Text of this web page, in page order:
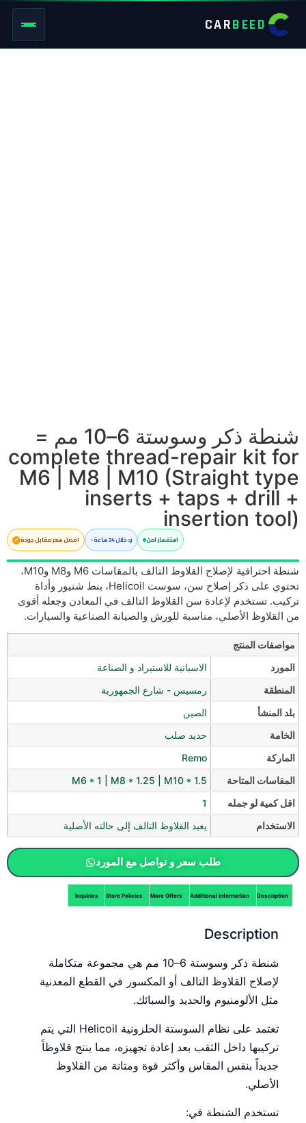
CARBEED
شنطة ذكر وسوستة 6–10 مم =
complete thread-repair kit for
M6 | M8 | M10 (Straight type
inserts + taps + drill +
insertion tool)
استفسار امن رد خلال 24 ساعة افضل سعر مقابل جودة
شنطة احترافية لإصلاح القلاوظ التالف بالمقاسات M6 وM8 وM10،
تحتوي على ذكر إصلاح سن، سوست Helicoil، بنط شنيور وأداة
تركيب. تستخدم لإعادة سن القلاوظ التالف في المعادن وجعله أقوى
من القلاوظ الأصلي، مناسبة للورش والصيانة الصناعية والسيارات.
طلب سعر و تواصل مع المورد
مواصفات المنتج
المورد
الاسبانية للاستيراد و الصناعة
المنطقة
رمسيس - شارع الجمهورية
بلد المنشأ
الصين
الخامة
حديد صلب
الماركة
Remo
المقاسات المتاحة
M6 * 1 | M8 * 1.25 | M10 * 1.5
اقل كمية لو جمله
1
الاستخدام
يعيد القلاوظ التالف إلى حالته الأصلية
Description
Additional information
More Offers
Store Policies
Inquiries
Description
شنطة ذكر وسوستة 6–10 مم هي مجموعة متكاملة
لإصلاح القلاوظ التالف أو المكسور في القطع المعدنية
مثل الألومنيوم والحديد والسبائك.
تعتمد على نظام السوستة الحلزونية Helicoil التي يتم
تركيبها داخل الثقب بعد إعادة تجهيزه، مما ينتج قلاوظاً
جديداً بنفس المقاس وأكثر قوة ومتانة من القلاوظ
الأصلي.
تستخدم الشنطة في: